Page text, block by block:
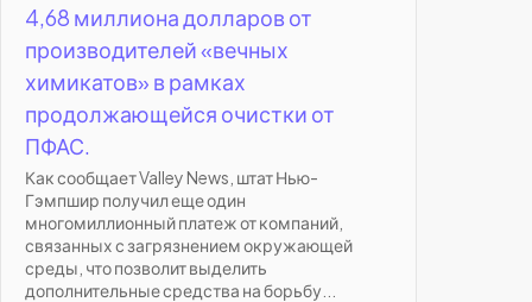
4,68 миллиона долларов от
производителей «вечных
химикатов» в рамках
продолжающейся очистки от
ПФАС.
Как сообщает Valley News, штат Нью-
Гэмпшир получил еще один
многомиллионный платеж от компаний,
связанных с загрязнением окружающей
среды, что позволит выделить
дополнительные средства на борьбу...